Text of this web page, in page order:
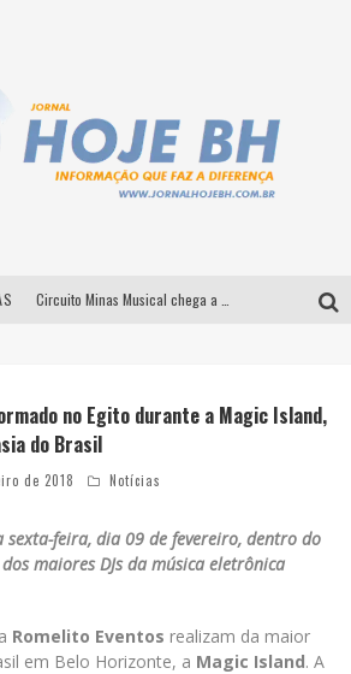
no Egito durante a Magic Island,
do Brasil
de 2018 Notícias
sexta-feira, dia 09 de fevereiro, dentro do
maiores DJs da música eletrônica
Romelito Eventos realizam da maior
em Belo Horizonte, a Magic Island. A